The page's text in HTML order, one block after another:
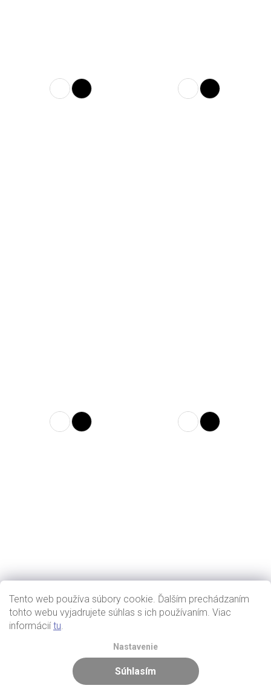
Tento web používa súbory cookie. Ďalším prechádzaním
tohto webu vyjadrujete súhlas s ich používaním. Viac
informáciítu.
Nastavenie
Súhlasím